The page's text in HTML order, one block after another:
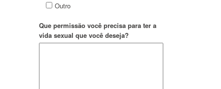
Outro
Que permissão você precisa para ter a
vida sexual que você deseja?